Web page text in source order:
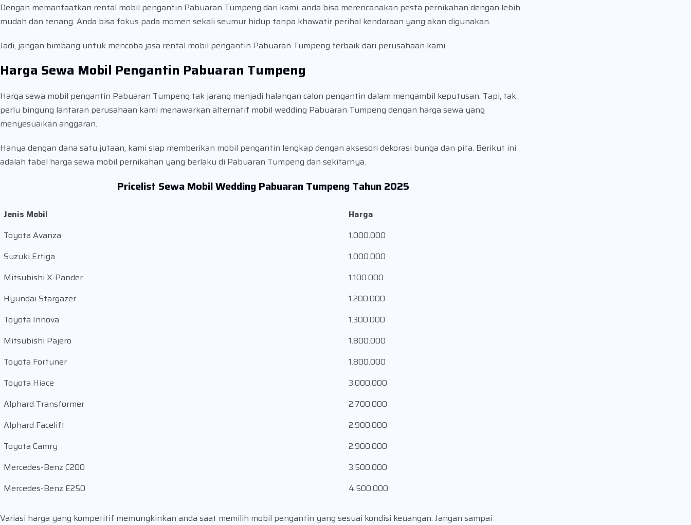
Dengan memanfaatkan rental mobil pengantin Pabuaran Tumpeng dari kami, anda bisa merencanakan pesta pernikahan dengan lebih
mudah dan tenang. Anda bisa fokus pada momen sekali seumur hidup tanpa khawatir perihal kendaraan yang akan digunakan.
Jadi, jangan bimbang untuk mencoba jasa rental mobil pengantin Pabuaran Tumpeng terbaik dari perusahaan kami.
Harga Sewa Mobil Pengantin Pabuaran Tumpeng
Harga sewa mobil pengantin Pabuaran Tumpeng tak jarang menjadi halangan calon pengantin dalam mengambil keputusan. Tapi, tak
perlu bingung lantaran perusahaan kami menawarkan alternatif mobil wedding Pabuaran Tumpeng dengan harga sewa yang
menyesuaikan anggaran.
Hanya dengan dana satu jutaan, kami siap memberikan mobil pengantin lengkap dengan aksesori dekorasi bunga dan pita. Berikut ini
adalah tabel harga sewa mobil pernikahan yang berlaku di Pabuaran Tumpeng dan sekitarnya.
Pricelist Sewa Mobil Wedding Pabuaran Tumpeng Tahun 2025
Jenis Mobil
Harga
Toyota Avanza
1.000.000
Suzuki Ertiga
1.000.000
Mitsubishi X-Pander
1.100.000
Hyundai Stargazer
1.200.000
Toyota Innova
1.300.000
Mitsubishi Pajero
1.800.000
Toyota Fortuner
1.800.000
Toyota Hiace
3.000.000
Alphard Transformer
2.700.000
Alphard Facelift
2.900.000
Toyota Camry
2.900.000
Mercedes-Benz C200
3.500.000
Mercedes-Benz E250
4.500.000
Variasi harga yang kompetitif memungkinkan anda saat memilih mobil pengantin yang sesuai kondisi keuangan. Jangan sampai